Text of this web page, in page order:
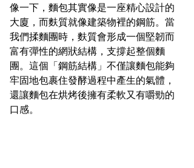
像一下，麵包其實像是一座精心設計的
大廈，而麩質就像建築物裡的鋼筋。當
我們揉麵團時，麩質會形成一個堅韌而
富有彈性的網狀結構，支撐起整個麵
團。這個「鋼筋結構」不僅讓麵包能夠
牢固地包裹住發酵過程中產生的氣體，
還讓麵包在烘烤後擁有柔軟又有嚼勁的
口感。